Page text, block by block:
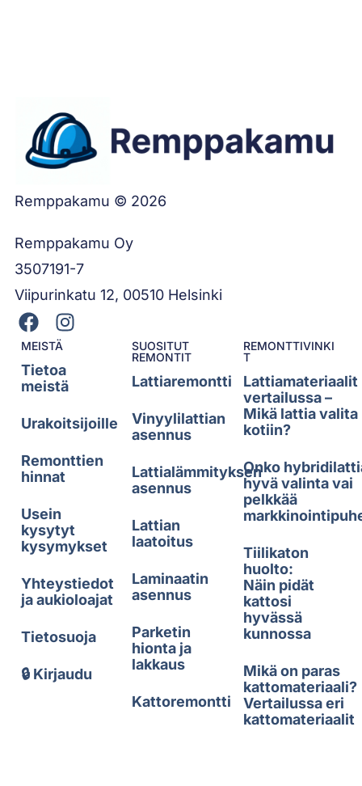
Remppakamu © 2026
Remppakamu Oy
3507191-7
Viipurinkatu 12, 00510 Helsinki
MEISTÄ
Tietoa
meistä
Urakoitsijoille
Remonttien
hinnat
Usein
kysytyt
kysymykset
Yhteystiedot
ja aukioloajat
Tietosuoja
🔒 Kirjaudu
SUOSITUT
REMONTIT
Lattiaremontti
Vinyylilattian
asennus
Lattialämmityksen
asennus
Lattian
laatoitus
Laminaatin
asennus
Parketin
hionta ja
lakkaus
Kattoremontti
REMONTTIVINKI
T
Lattiamateriaalit
vertailussa –
Mikä lattia valita
kotiin?
Onko
hyvä valinta vai
pelkkää
Tiilikaton
huolto:
Näin pidät
kattosi
hyvässä
kunnossa
Mikä on paras
kattomateriaali?
Vertailussa eri
kattomateriaalit